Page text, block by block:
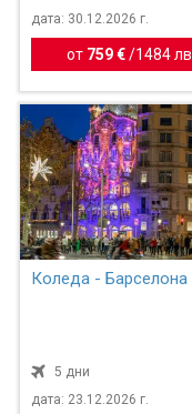
дата: 30.12.2026 г.
от 759 € / 1484 лв.
Коледа - Барселона
5 дни
дата: 23.12.2026 г.